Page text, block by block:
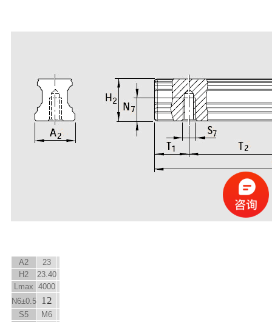
A2
23
H2
23.40
Lmax 4000
N6±0.5 12
S5
M6